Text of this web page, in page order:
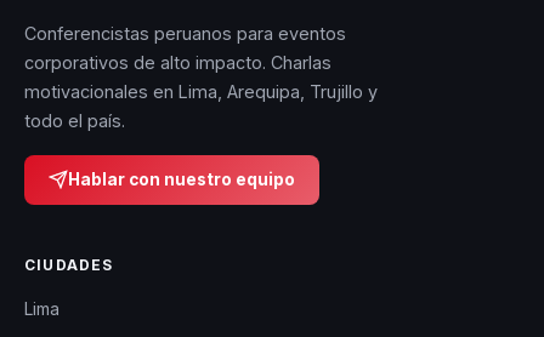
Conferencistas peruanos para eventos
corporativos de alto impacto. Charlas
motivacionales en Lima, Arequipa, Trujillo y
todo el país.
Hablar con nuestro equipo
CIUDADES
Lima